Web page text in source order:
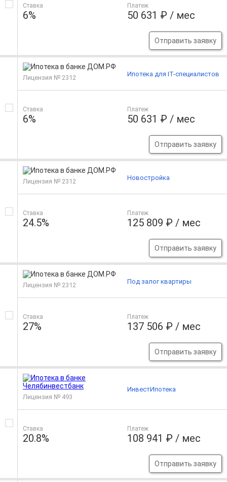
Ставка
6%
Платеж
50 631 ₽ / мес
Отправить заявку
Лицензия № 2312
Ставка
6%
Платеж
50 631 ₽ / мес
Отправить заявку
Ипотека для IT-специалистов
Лицензия № 2312
Ставка
24.5%
Платеж
125 809 ₽ / мес
Отправить заявку
Новостройка
Лицензия № 2312
Ставка
27%
Платеж
137 506 ₽ / мес
Отправить заявку
Под залог квартиры
Лицензия № 493
Ставка
20.8%
Платеж
108 941 ₽ / мес
Отправить заявку
ИнвестИпотека